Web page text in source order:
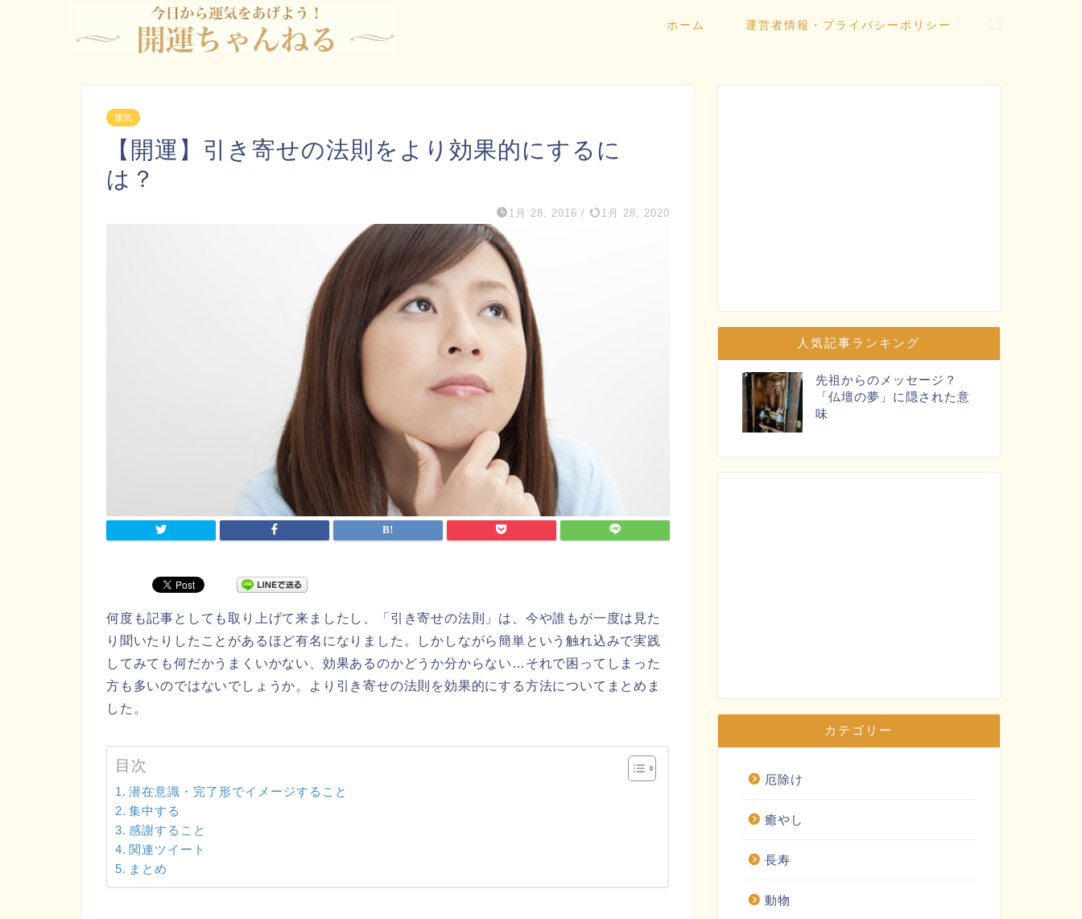
ホーム 運営者情報・プライバシーポリシー
運気
【開運】引き寄せの法則をより効果的にするに
は？
1月 28, 2016 / 1月 28, 2020
何度も記事としても取り上げて来ましたし、「引き寄せの法則」は、今や誰もが一度は見た
り聞いたりしたことがあるほど有名になりました。しかしながら簡単という触れ込みで実践
してみても何だかうまくいかない、効果あるのかどうか分からない…それで困ってしまった
方も多いのではないでしょうか。より引き寄せの法則を効果的にする方法についてまとめま
した。
目次
潜在意識・完了形でイメージすること
集中する
感謝すること
関連ツイート
まとめ
人気記事ランキング
先祖からのメッセージ？
「仏壇の夢」に隠された意
味
カテゴリー
厄除け
癒やし
長寿
動物